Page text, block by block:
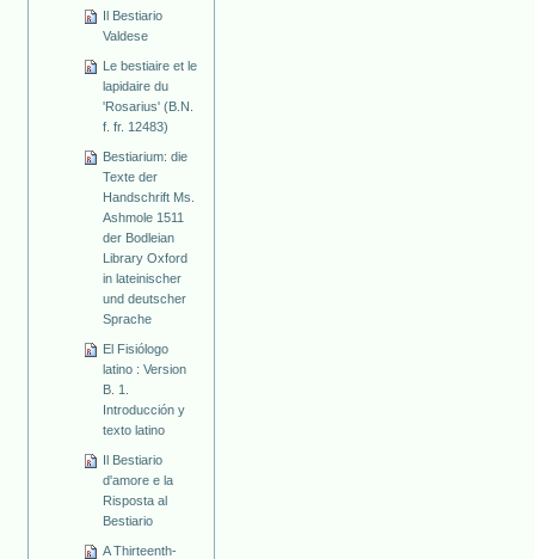
Il Bestiario
Valdese
Le bestiaire et le
lapidaire du
'Rosarius' (B.N.
f. fr. 12483)
Bestiarium: die
Texte der
Handschrift Ms.
Ashmole 1511
der Bodleian
Library Oxford
in lateinischer
und deutscher
Sprache
El Fisiólogo
latino : Version
B. 1.
Introducción y
texto latino
Il Bestiario
d'amore e la
Risposta al
Bestiario
A Thirteenth-